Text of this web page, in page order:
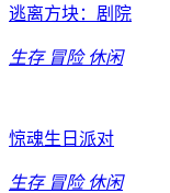
逃离方块：剧院
生存 冒险 休闲
惊魂生日派对
生存 冒险 休闲